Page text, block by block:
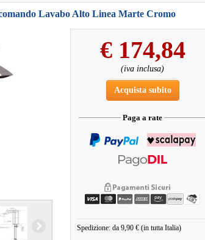
Lavabo Alto Linea Marte Cromo
€ 174,84
(iva inclusa)
Acquista subito
Paga a rate
Spedizione: da 9,90 € (in tutta Italia)